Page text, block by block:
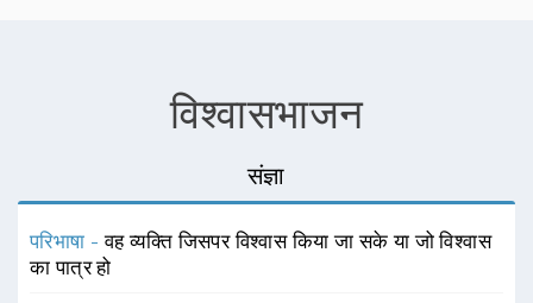
विश्वासभाजन
संज्ञा
परिभाषा -वह व्यक्ति जिसपर विश्वास किया जा सके या जो विश्वास
का पात्र हो